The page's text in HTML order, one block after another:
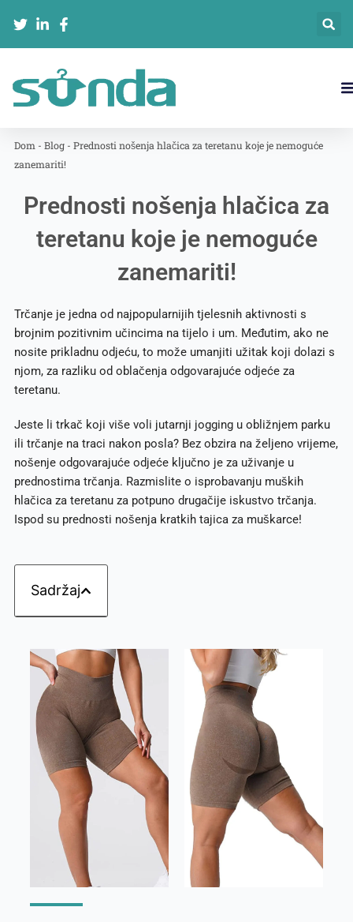
内
Dom - Blog- Prednosti nošenja hlačica za teretanu koje je nemoguće
zanemariti!
Prednosti nošenja hlačica za
teretanu koje je nemoguće
zanemariti!
Trčanje je jedna od najpopularnijih tjelesnih aktivnosti s
brojnim pozitivnim učincima na tijelo i um. Međutim, ako ne
nosite prikladnu odjeću, to može umanjiti užitak koji dolazi s
njom, za razliku od oblačenja odgovarajuće odjeće za
teretanu.
Jeste li trkač koji više voli jutarnji jogging u obližnjem parku
ili trčanje na traci nakon posla? Bez obzira na željeno vrijeme,
nošenje odgovarajuće odjeće ključno je za uživanje u
prednostima trčanja. Razmislite o isprobavanju muških
hlačica za teretanu za potpuno drugačije iskustvo trčanja.
Ispod su prednosti nošenja kratkih tajica za muškarce!
Sadržaj